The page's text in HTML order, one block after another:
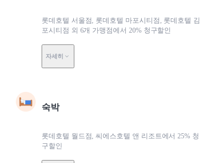
롯데호텔 서울점, 롯데호텔 마포시티점, 롯데호텔 김
포시티점 외 6개 가맹점에서 20% 청구할인
자세히
숙박
롯데호텔 월드점, 씨에스호텔 앤 리조트에서 25% 청
구할인